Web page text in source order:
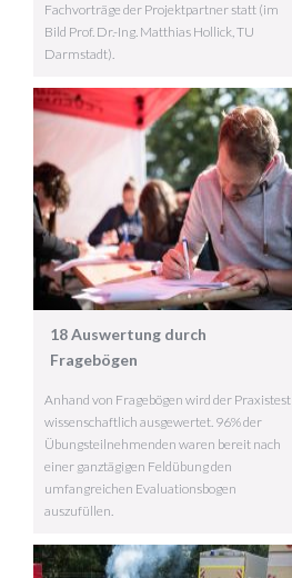
Fachvorträge der Projektpartner statt (im
Bild Prof. Dr.-Ing. Matthias Hollick, TU
Darmstadt).
18 Auswertung durch
Fragebögen
Anhand von Fragebögen wird der Praxistest
wissenschaftlich ausgewertet. 96% der
Übungsteilnehmenden waren bereit nach
einer ganztägigen Feldübung den
umfangreichen Evaluationsbogen
auszufüllen.